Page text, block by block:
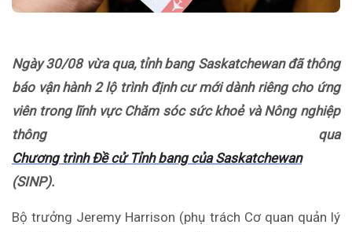
Ngày 30/08 vừa qua, tỉnh bang Saskatchewan đã thông
báo vận hành 2 lộ trình định cư mới dành riêng cho ứng
viên trong lĩnh vực Chăm sóc sức khoẻ và Nông nghiệp
thông qua
Chương trình Đề cử Tỉnh bang của Saskatchewan
(SINP).
Bộ trưởng Jeremy Harrison (phụ trách Cơ quan quản lý